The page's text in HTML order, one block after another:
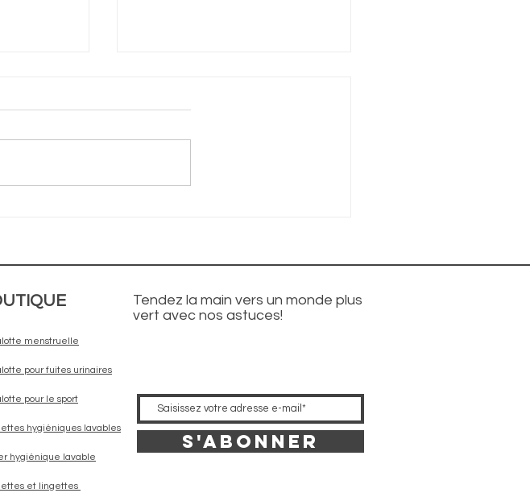
votre savon
magique
Tendez la main vers un monde plus
vert avec nos astuces!
S'abonner
menstruelle
pour fuites urinaires
pour le sport
hygiéniques lavables
hygiénique lavable
et lingettes